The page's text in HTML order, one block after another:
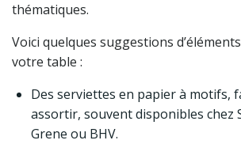
thématiques.
Voici quelques suggestions
votre table :
Des serviettes en papier à motifs,
assortir, souvent disponibles chez
Grene ou BHV.